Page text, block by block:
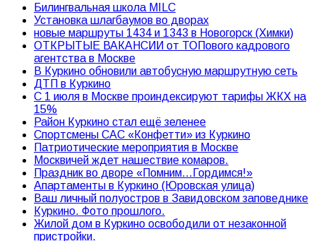
Билингвальная школа MILC
Установка шлагбаумов во дворах
новые маршруты 1434 и 1343 в Новогорск (Химки)
ОТКРЫТЫЕ ВАКАНСИИ от ТОПового кадрового
агентства в Москве
В Куркино обновили автобусную маршрутную сеть
ДТП в Куркино
С 1 июля в Москве проиндексируют тарифы ЖКХ на
15%
Район Куркино стал ещё зеленее
Спортсмены САС «Конфетти» из Куркино
Патриотические мероприятия в Москве
Москвичей ждет нашествие комаров.
Праздник во дворе «Помним…Гордимся!»
Апартаменты в Куркино (Юровская улица)
Ваш личный полуостров в Завидовском заповеднике
Куркино. Фото прошлого.
Жилой дом в Куркино освободили от незаконной
пристройки.